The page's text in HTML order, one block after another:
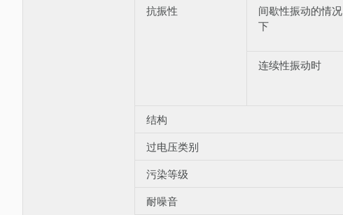
抗振性
间歇性振动的情况
下
连续性振动时
结构
过电压类别
污染等级
耐噪音